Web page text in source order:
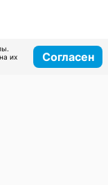
на их
Согласен